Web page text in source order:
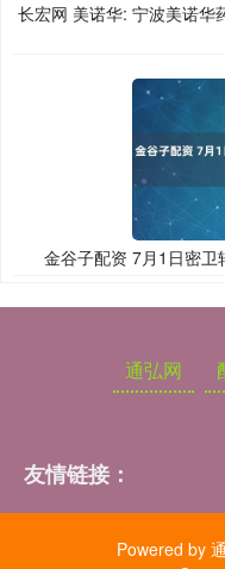
长宏网 美诺华: 宁波美诺华
金谷子配资 7月1日密
通弘网
友情链接：
Powered by